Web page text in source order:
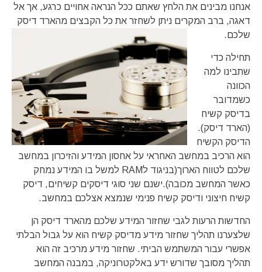
אנחנו מבינים את הלחץ שאתם ככל הנראה אחויים כרגע, אך אל
דאגה, ברב המקרים ניתן לשחזר את כל הקבצים מהארד דיסק
שלכם.
תחילה כדי
שתבינו למה
הכוונה
כשמדובר
בדיסק קשיח
(הארד דיסק).
הדיסק הקשיח
הוא הרכיב במחשב האחראי על אחסון המידע והזיכרון במחשב
שלכם לטווח הארוך(בניגוד לRAM למשל בו המידע נמחק
כאשר המחשב מכובה).ישנם שני סוגי דיסקים קשיחים, דיסק
קשיח חיצוני ודיסק קשיח פנימי שנמצא אצלכם במחשב.
החדשות הרעות לגבי שחזור המידע שלכם מהארד דיסק הן
שלצערנו תהליך שחזור מידע מדיסק קשיח הוא על גבול הבלתי
אפשרי עבור המשתמש הביתי. שחזור מידע מרכיב זה הוא
תהליך מסובך שדורש ידע באלקטרוניקה, במבנה המחשב